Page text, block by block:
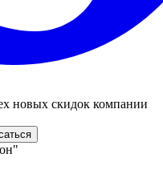
новых скидок компании